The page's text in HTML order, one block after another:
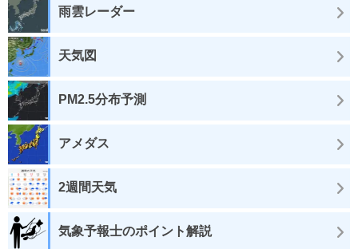
雨雲レーダー
天気図
PM2.5分布予測
アメダス
2週間天気
気象予報士のポイント解説